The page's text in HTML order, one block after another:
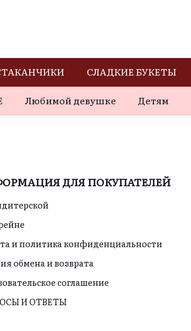
СЛАДКИЕ БУКЕТЫ
Любимой девушке Детям
ДЛЯ ПОКУПАТЕЛЕЙ
и политика конфиденциальности
обмена и возврата
соглашение
И ОТВЕТЫ